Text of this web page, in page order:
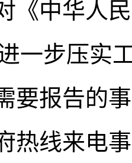
《中华人
一步压实
要报告的
热线来电